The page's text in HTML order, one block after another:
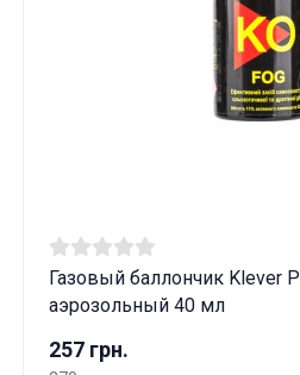
Газовый баллончик Klever
аэрозольный 40 мл
257 грн.